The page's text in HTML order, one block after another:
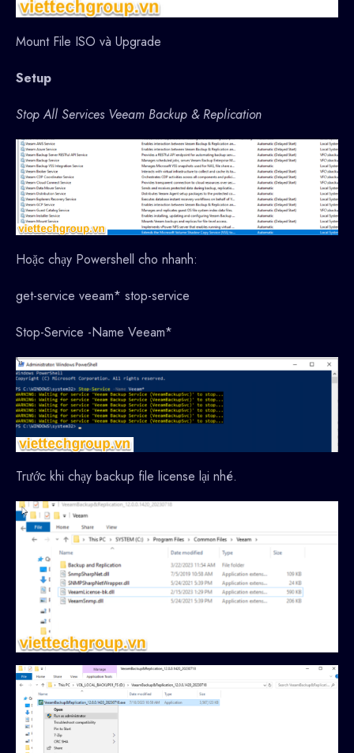
Mount File ISO và Upgrade
Setup
Stop All Services Veeam Backup & Replication
Hoặc chạy Powershell cho nhanh:
get-service veeam* stop-service
Stop-Service -Name Veeam*
Trước khi chạy backup file license lại nhé.